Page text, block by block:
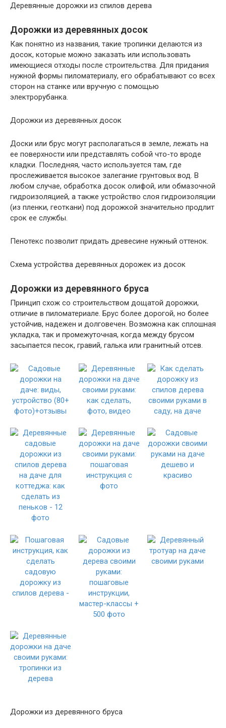
Деревянные дорожки из спилов дерева
Дорожки из деревянных досок
Как понятно из названия, такие тропинки делаются из
досок, которые можно заказать или использовать
имеющиеся отходы после строительства. Для придания
нужной формы пиломатериалу, его обрабатывают со всех
сторон на станке или вручную с помощью
электрорубанка.
Дорожки из деревянных досок
Доски или брус могут располагаться в земле, лежать на
ее поверхности или представлять собой что-то вроде
кладки. Последняя, часто используется там, где
прослеживается высокое залегание грунтовых вод. В
любом случае, обработка досок олифой, или обмазочной
гидроизоляцией, а также устройство слоя гидроизоляции
(из пленки, геоткани) под дорожкой значительно продлит
срок ее службы.
Пенотекс позволит придать древесине нужный оттенок.
Схема устройства деревянных дорожек из досок
Дорожки из деревянного бруса
Принцип схож со строительством дощатой дорожки,
отличие в пиломатериале. Брус более дорогой, но более
устойчив, надежен и долговечен. Возможна как сплошная
укладка, так и промежуточная, когда между брусом
засыпается песок, гравий, галька или гранитный отсев.
Дорожки из деревянного бруса